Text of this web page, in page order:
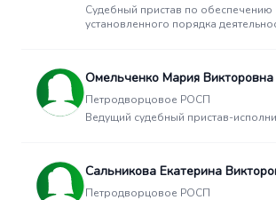
Судебный пристав по обеспечению
установленного порядка
Омельченко Мария Викторовна
Петродворцовое РОСП
Ведущий судебный пристав-
Сальникова Екатерина
Петродворцовое РОСП